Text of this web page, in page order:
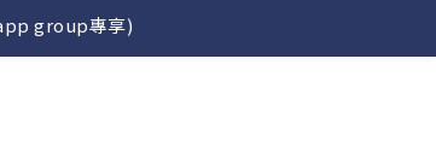
group專享)